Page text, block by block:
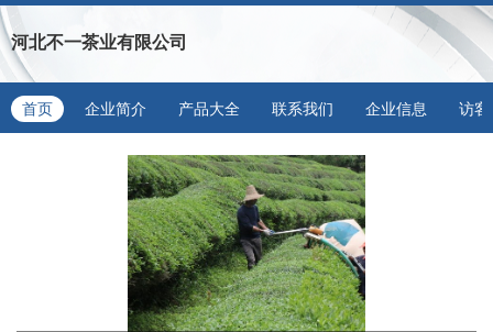
河北不一茶业有限公司
首页 企业简介 产品大全 联系我们 企业信息 访客